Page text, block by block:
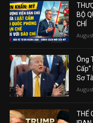
BỘ
CHÍ
Ông
Sơ
THẾ